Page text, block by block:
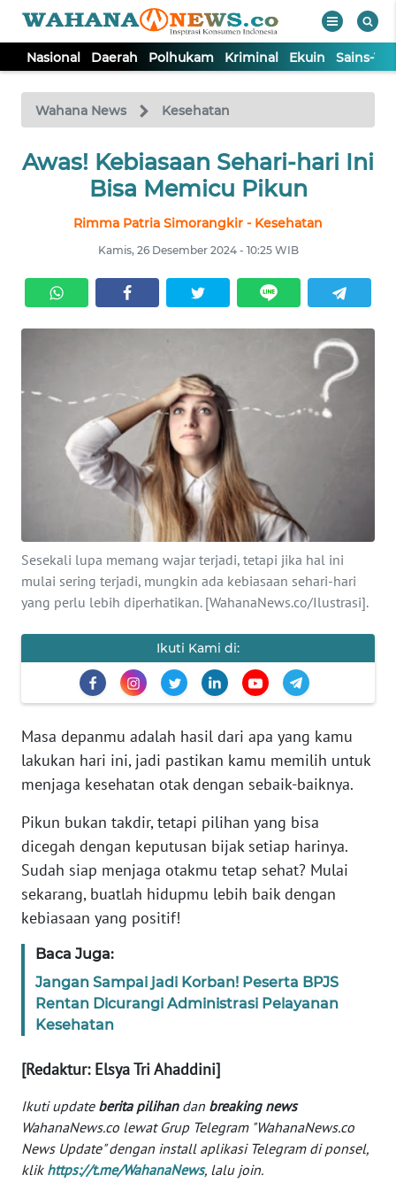
Nasional Daerah Polhukam Kriminal Ekuin Sains-
Wahana News Kesehatan
Awas! Kebiasaan Sehari-hari Ini
Bisa Memicu Pikun
Rimma Patria Simorangkir - Kesehatan
Kamis, 26 Desember 2024 - 10:25 WIB
Sesekali lupa memang wajar terjadi, tetapi jika hal ini
mulai sering terjadi, mungkin ada kebiasaan sehari-hari
yang perlu lebih diperhatikan. [WahanaNews.co/Ilustrasi].
Ikuti Kami di:
Masa depanmu adalah hasil dari apa yang kamu
lakukan hari ini, jadi pastikan kamu memilih untuk
menjaga kesehatan otak dengan sebaik-baiknya.
Pikun bukan takdir, tetapi pilihan yang bisa
dicegah dengan keputusan bijak setiap harinya.
Sudah siap menjaga otakmu tetap sehat? Mulai
sekarang, buatlah hidupmu lebih baik dengan
kebiasaan yang positif!
Baca Juga:
Jangan Sampai jadi Korban! Peserta BPJS
Rentan Dicurangi Administrasi Pelayanan
Kesehatan
[Redaktur: Elsya Tri Ahaddini]
Ikuti update berita pilihandan breaking news
WahanaNews.co lewat Grup Telegram "WahanaNews.co
News Update" dengan install aplikasi Telegram di ponsel,
klik https://t.me/WahanaNews, lalu join.
TV
Tutup
NASIONAL
KRIMINAL
SAINS-TEKNO
KESEHATAN
INTERNASIONAL
SERBA-SERBI
PENDIDIKAN
OPINI
EDITORIAL
INDEKS
BERITA
KONTAK
KAMI
IKLAN
TENTANG
PEDOMAN
MEDIA
SIBER